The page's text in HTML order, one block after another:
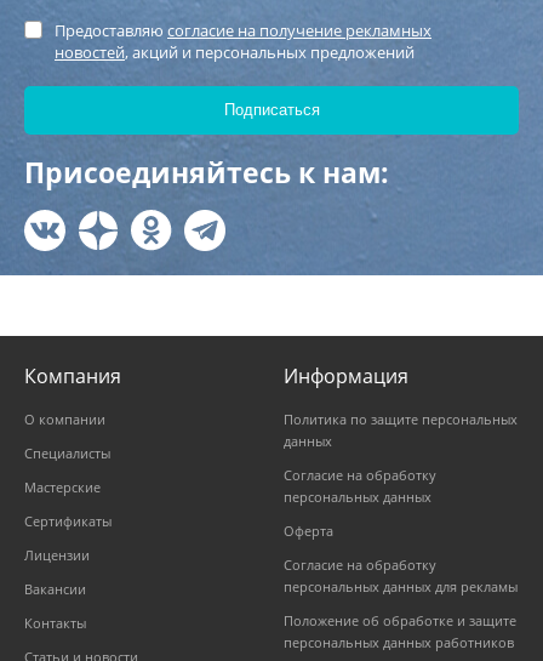
Предоставляю согласие на получение рекламных
новостей, акций и персональных предложений
Присоединяйтесь к нам:
Компания
О компании
Специалисты
Мастерские
Сертификаты
Лицензии
Вакансии
Контакты
Статьи и новости
Информация
Политика по защите персональных
данных
Согласие на обработку
персональных данных
Оферта
Согласие на обработку
персональных данных для рекламы
Положение об обработке и защите
персональных данных работников